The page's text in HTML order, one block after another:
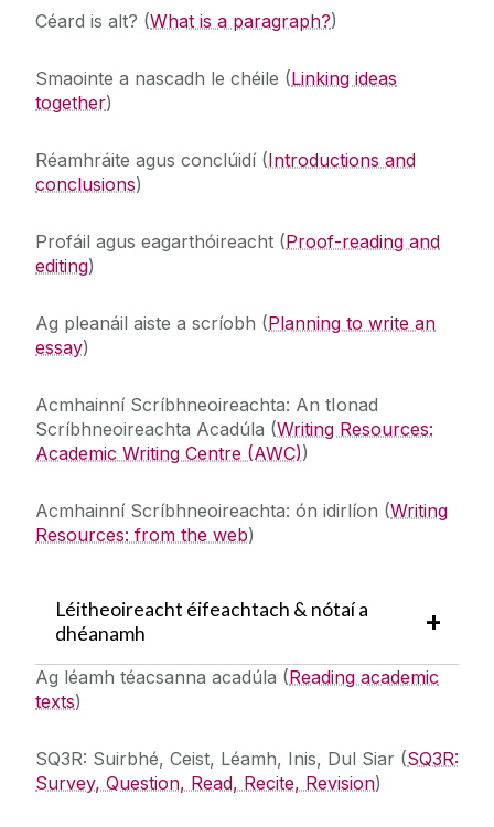
Acmhainní Acadúla
Céard is alt? (What is a paragraph?)
Smaointe a nascadh le chéile (Linking ideas
together)
Réamhráite agus conclúidí (Introductions and
conclusions)
Profáil agus eagarthóireacht (Proof-reading and
editing)
Ag pleanáil aiste a scríobh (Planning to write an
essay)
Acmhainní Scríbhneoireachta: An tIonad
Scríbhneoireachta Acadúla (Writing Resources:
Academic Writing Centre (AWC))
Acmhainní Scríbhneoireachta: ón idirlíon (Writing
Resources: from the web)
Léitheoireacht éifeachtach & nótaí a
dhéanamh
Ag léamh téacsanna acadúla (Reading academic
texts)
SQ3R: Suirbhé, Ceist, Léamh, Inis, Dul Siar (SQ3R:
Survey, Question, Read, Recite, Revision)